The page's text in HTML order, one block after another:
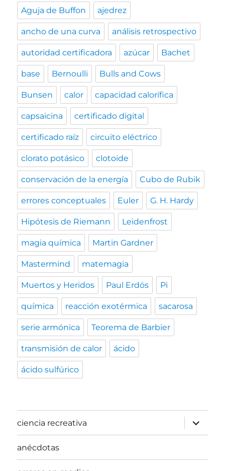
Aguja de Buffon ajedrez
ancho de una curva análisis retrospectivo
autoridad certificadora azúcar Bachet
base Bernoulli Bulls and Cows
Bunsen calor capacidad calorífica
capsaicina certificado digital
certificado raíz circuito eléctrico
clorato potásico clotoide
conservación de la energía Cubo de Rubik
errores conceptuales Euler G. H. Hardy
Hipótesis de Riemann Leidenfrost
magia química Martin Gardner
Mastermind matemagia
Muertos y Heridos Paul Erdös Pi
química reacción exotérmica sacarosa
serie armónica Teorema de Barbier
transmisión de calor ácido
ácido sulfúrico
ciencia recreativa
expande
el
menú
anécdotas